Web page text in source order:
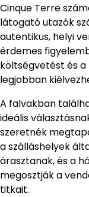
Cinque Terre
látogató utazók
autentikus, helyi
érdemes
költségvetést és
legjobban
A falvakban
ideális
szeretnék
a szálláshelyek
árasztanak, és a
megosztják a
titkait.